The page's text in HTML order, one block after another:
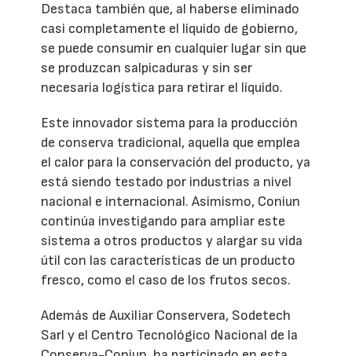
Destaca también que, al haberse eliminado
casi completamente el líquido de gobierno,
se puede consumir en cualquier lugar sin que
se produzcan salpicaduras y sin ser
necesaria logística para retirar el líquido.
Este innovador sistema para la producción
de conserva tradicional, aquella que emplea
el calor para la conservación del producto, ya
está siendo testado por industrias a nivel
nacional e internacional. Asimismo, Coniun
continúa investigando para ampliar este
sistema a otros productos y alargar su vida
útil con las características de un producto
fresco, como el caso de los frutos secos.
Además de Auxiliar Conservera, Sodetech
Sarl y el Centro Tecnológico Nacional de la